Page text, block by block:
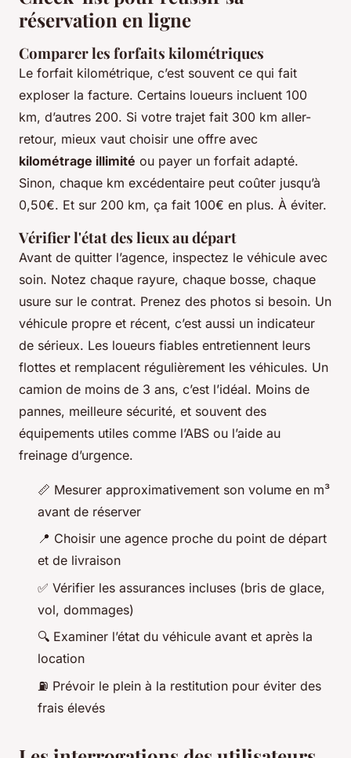
réservation en ligne
Comparer les forfaits kilométriques
Le forfait kilométrique, c’est souvent ce qui fait
exploser la facture. Certains loueurs incluent 100
km, d’autres 200. Si votre trajet fait 300 km aller-
retour, mieux vaut choisir une offre avec
kilométrage illimité ou payer un forfait adapté.
Sinon, chaque km excédentaire peut coûter jusqu’à
0,50€. Et sur 200 km, ça fait 100€ en plus. À éviter.
Vérifier l'état des lieux au départ
Avant de quitter l’agence, inspectez le véhicule avec
soin. Notez chaque rayure, chaque bosse, chaque
usure sur le contrat. Prenez des photos si besoin. Un
véhicule propre et récent, c’est aussi un indicateur
de sérieux. Les loueurs fiables entretiennent leurs
flottes et remplacent régulièrement les véhicules. Un
camion de moins de 3 ans, c’est l’idéal. Moins de
pannes, meilleure sécurité, et souvent des
équipements utiles comme l’ABS ou l’aide au
freinage d’urgence.
📏 Mesurer approximativement son volume en m³
avant de réserver
📍 Choisir une agence proche du point de départ
et de livraison
✅ Vérifier les assurances incluses (bris de glace,
vol, dommages)
🔍 Examiner l’état du véhicule avant et après la
location
⛽ Prévoir le plein à la restitution pour éviter des
frais élevés